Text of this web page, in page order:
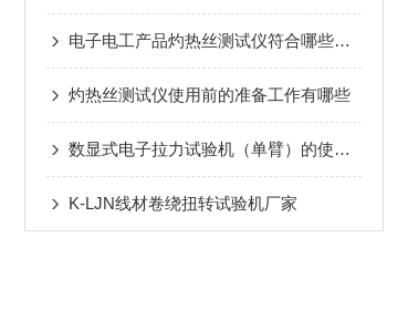
电子电工产品灼热丝测试仪符合哪些标准
灼热丝测试仪使用前的准备工作有哪些
数显式电子拉力试验机（单臂）的使用注意事项
K-LJN线材卷绕扭转试验机厂家